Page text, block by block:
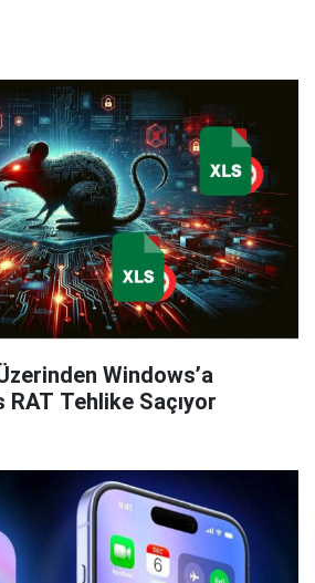
Windows’a
RAT Tehlike Saçıyor